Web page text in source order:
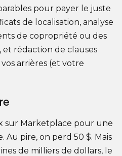
pour payer le juste
de localisation, analyse
de copropriété ou des
rédaction de clauses
arrières (et votre
sur Marketplace pour une
Au pire, on perd 50 $. Mais
de milliers de dollars, le